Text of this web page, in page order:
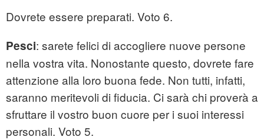
Dovrete essere preparati. Voto 6.
Pesci: sarete felici di accogliere nuove persone
nella vostra vita. Nonostante questo, dovrete fare
attenzione alla loro buona fede. Non tutti, infatti,
saranno meritevoli di fiducia. Ci sarà chi proverà a
sfruttare il vostro buon cuore per i suoi interessi
personali. Voto 5.